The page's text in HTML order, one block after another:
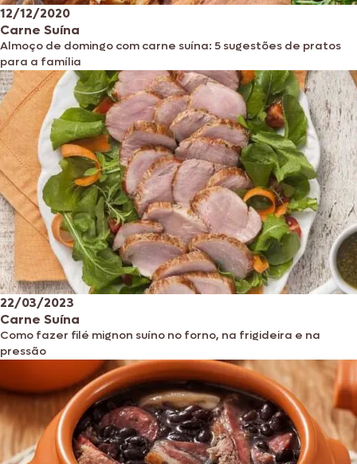
12/12/2020
Carne Suína
Almoço de domingo com carne suína: 5 sugestões de pratos
para a família
22/03/2023
Carne Suína
Como fazer filé mignon suíno no forno, na frigideira e na
pressão